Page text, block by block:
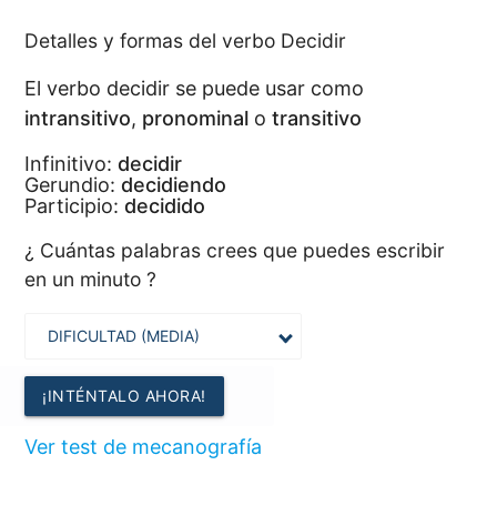
Detalles y formas del verbo Decidir
El verbo decidir se puede usar como
intransitivo, pronominal otransitivo
Infinitivo: decidir
Gerundio: decidiendo
Participio: decidido
¿ Cuántas palabras crees que puedes escribir
en un minuto ?
¡INTÉNTALO AHORA!
Ver test de mecanografía